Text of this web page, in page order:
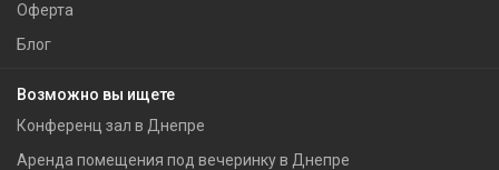
Оферта
Блог
Возможно вы ищете
Конференц зал в Днепре
Аренда помещения под вечеринку в Днепре